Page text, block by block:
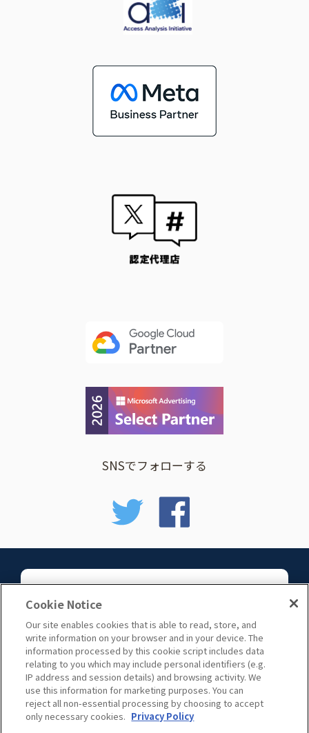
SNSでフォローする
お問い合わせ
サイトマップ
Cookie Notice
Our site enables cookies that is able to read, store, and
write information on your browser and in your device. The
information processed by this cookie script includes data
relating to you which may include personal identifiers (e.g.
IP address and session details) and browsing activity. We
use this information for marketing purposes. You can
reject all non-essential processing by choosing to accept
only necessary cookies. Privacy Policy